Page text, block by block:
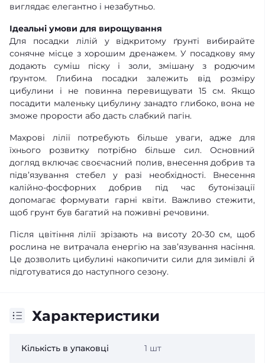
виглядає елегантно і незабутньо.
Ідеальні умови для вирощування
Для посадки лілій у відкритому ґрунті вибирайте
сонячне місце з хорошим дренажем. У посадкову яму
додають суміш піску і золи, змішану з родючим
ґрунтом. Глибина посадки залежить від розміру
цибулини і не повинна перевищувати 15 см. Якщо
посадити маленьку цибулину занадто глибоко, вона не
зможе прорости або дасть слабкий пагін.
Махрові лілії потребують більше уваги, адже для
їхнього розвитку потрібно більше сил. Основний
догляд включає своєчасний полив, внесення добрив та
підв’язування стебел у разі необхідності. Внесення
калійно-фосфорних добрив під час бутонізації
допомагає формувати гарні квіти. Важливо стежити,
щоб грунт був багатий на поживні речовини.
Після цвітіння лілії зрізають на висоту 20-30 см, щоб
рослина не витрачала енергію на зав’язування насіння.
Це дозволить цибулині накопичити сили для зимівлі й
підготуватися до наступного сезону.
Характеристики
Кількість в упаковці 1 шт